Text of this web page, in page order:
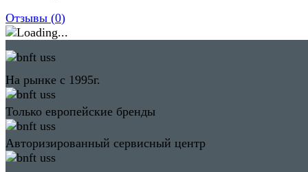
Отзывы (0)
На рынке с 1995г.
Только европейские бренды
Авторизированный сервисный центр